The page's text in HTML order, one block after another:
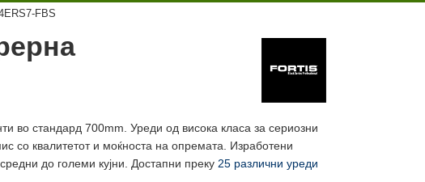
FBS
стандард 700mm. Уреди од висока класа за сериозни
со квалитетот и моќноста на опремата. Изработени
до големи кујни. Достапни преку 25 различни уреди